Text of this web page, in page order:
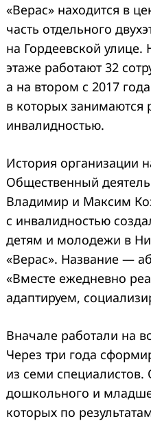
«Верас» находится в
часть отдельного
на Гордеевской улице.
этаже работают 32
а на втором с 2017
в которых занимаются
инвалидностью.
История организации
Общественный
Владимир и Максим
с инвалидностью
детям и молодежи в
«Верас». Название —
«Вместе ежедневно
адаптируем,
Вначале работали на
Через три года
из семи
дошкольного и
которых по